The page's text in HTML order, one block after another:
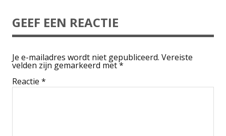
GEEF EEN REACTIE
Je e-mailadres wordt niet gepubliceerd. Vereiste
velden zijn gemarkeerd met*
Reactie *